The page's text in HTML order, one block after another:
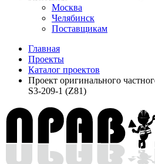
Москва
Челябинск
Поставщикам
Главная
Проекты
Каталог проектов
Проект оригинального
S3-209-1 (Z81)